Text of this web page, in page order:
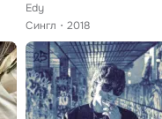
Edy
Сингл
2018